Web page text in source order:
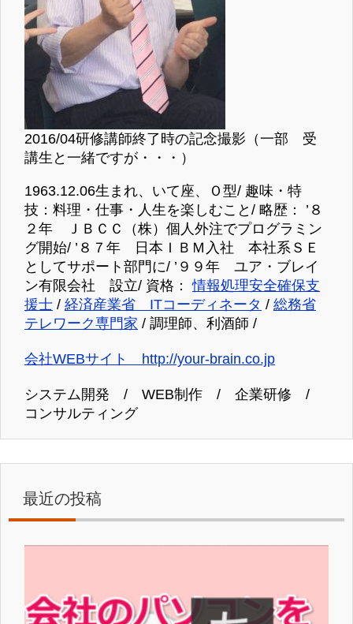
2016/04研修講師終了時の記念撮影（一部 受
講生と一緒ですが・・・）
1963.12.06生まれ、いて座、Ｏ型/ 趣味・特
技：料理・仕事・人生を楽しむこと/ 略歴： ’８
２年 ＪＢＣＣ（株）個人外注でプログラミン
グ開始/ ’８７年 日本ＩＢＭ入社 本社系ＳＥ
としてサポート部門に/ ’９９年 ユア・ブレイ
ン有限会社 設立/ 資格：情報処理安全確保支
援士 / 経済産業省 ITコーディネータ / 総務省
テレワーク専門家 / 調理師、利酒師 /
会社WEBサイト http://your-brain.co.jp
システム開発 / WEB制作 / 企業研修 /
コンサルティング
最近の投稿